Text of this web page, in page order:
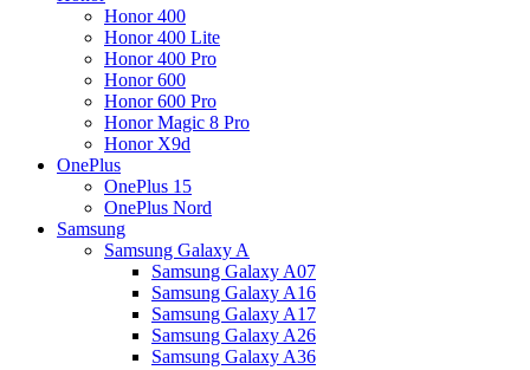
Honor 400
Honor 400 Lite
Honor 400 Pro
Honor 600
Honor 600 Pro
Honor Magic 8 Pro
Honor X9d
OnePlus
OnePlus 15
OnePlus Nord
Samsung
Samsung Galaxy A
Samsung Galaxy A07
Samsung Galaxy A16
Samsung Galaxy A17
Samsung Galaxy A26
Samsung Galaxy A36